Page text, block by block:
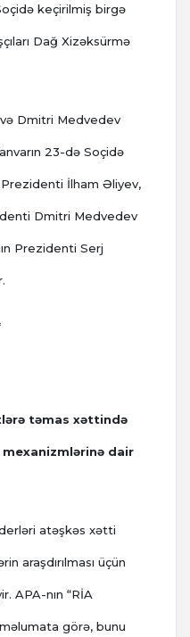
keçirilmiş birgə
Dağ Xizəksürmə
və Dmitri Medvedev
23-də Soçidə
Prezidenti İlham Əliyev,
Dmitri Medvedev
Prezidenti Serj
təmas xəttində
mexanizmlərinə dair
atəşkəs xətti
araşdırılması üçün
APA-nın “RİA
görə, bunu